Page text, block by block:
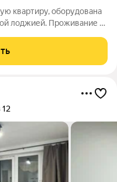
квартиру, оборудована
лоджией. Проживание с
территорию
12